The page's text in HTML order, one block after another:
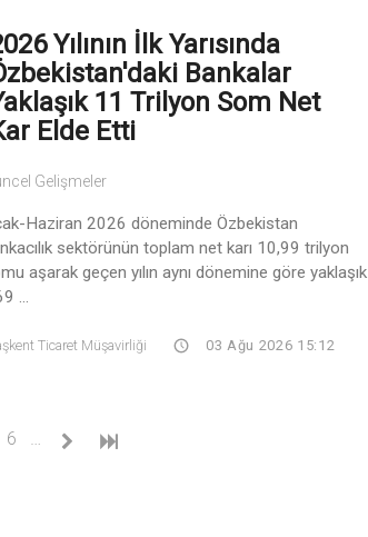
Yılının İlk Yarısında
Bankalar
11 Trilyon Som Net
Elde Etti
Gelişmeler
Haziran 2026 döneminde Özbekistan
sektörünün toplam net karı 10,99 trilyon
aşarak geçen yılın aynı dönemine göre yaklaşık
...
Ticaret Müşavirliği 03 Ağu 2026 15:12
6